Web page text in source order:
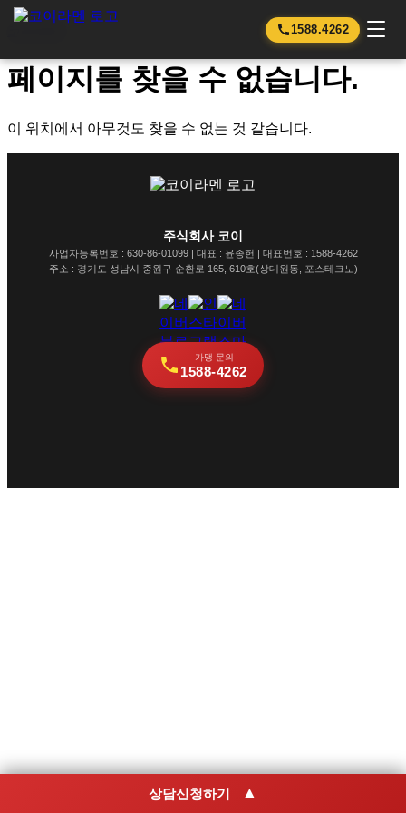
1588.4262
페이지를 찾을 수 없습니다.
이 위치에서 아무것도 찾을 수 없는 것 같습니다.
주식회사 코이
사업자등록번호 : 630-86-01099 | 대표 : 윤종헌 | 대표번호 : 1588-4262
주소 : 경기도 성남시 중원구 순환로 165, 610호(상대원동, 포스테크노)
가맹 문의
1588-4262
상담신청하기 ▲